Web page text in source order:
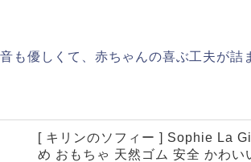
も優しくて、赤ちゃんの喜ぶ工夫が詰
[ キリンのソフィー ] Sophie La
め おもちゃ 天然ゴム 安全 かわ